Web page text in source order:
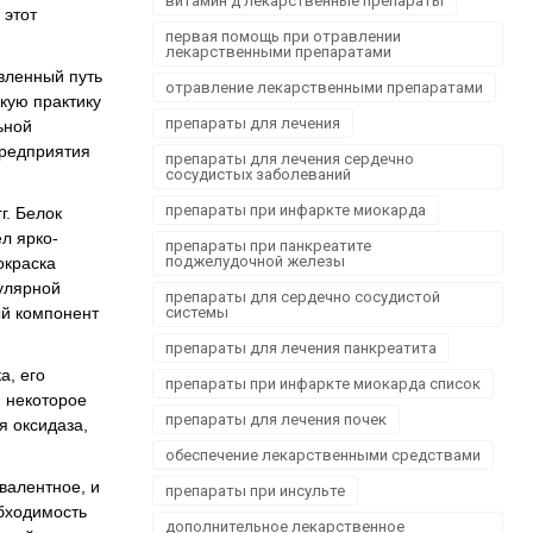
путь
практику
Белок
ярко-
компонент
его
и
Офтальмологія
Проктологія
Травматологія і ортопедія
Урологія і нефрологія
первая помощь при отравлении
лекарственными препаратами
отравление лекарственными препаратами
препараты для лечения
препараты для лечения сердечно
сосудистых заболеваний
препараты при инфаркте миокарда
препараты при панкреатите
поджелудочной железы
препараты для сердечно сосудистой
системы
препараты для лечения панкреатита
препараты при инфаркте миокарда список
препараты для лечения почек
обеспечение лекарственными средствами
препараты при инсульте
дополнительное лекарственное